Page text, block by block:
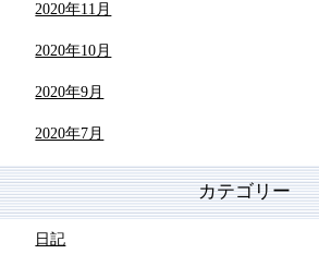
2020年11月
2020年10月
2020年9月
2020年7月
カテゴリー
日記